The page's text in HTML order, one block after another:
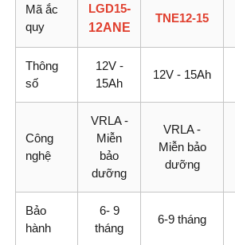
Mã ắc
quy
LGD15-
12ANE
TNE12-15
Thông
số
12V -
15Ah
12V - 15Ah
Công
nghệ
VRLA -
Miễn
bảo
dưỡng
VRLA -
Miễn bảo
dưỡng
Bảo
hành
6- 9
tháng
6-9 tháng